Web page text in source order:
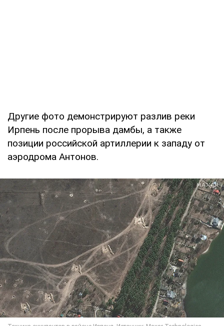
Другие фото демонстрируют разлив реки
Ирпень после прорыва дамбы, а также
позиции российской артиллерии к западу от
аэродрома Антонов.